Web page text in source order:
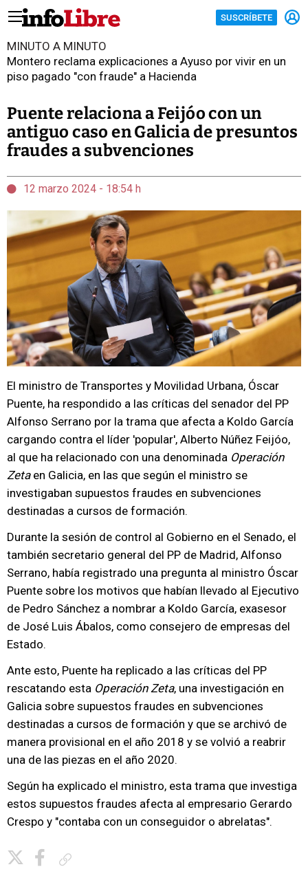
SUSCRÍBETE
MINUTO A MINUTO
Montero reclama explicaciones a Ayuso por vivir en un
piso pagado "con fraude" a Hacienda
Puente relaciona a Feijóo con un
antiguo caso en Galicia de presuntos
fraudes a subvenciones
12 marzo 2024 - 18:54 h
El ministro de Transportes y Movilidad Urbana, Óscar
Puente, ha respondido a las críticas del senador del PP
Alfonso Serrano por la trama que afecta a Koldo García
cargando contra el líder 'popular', Alberto Núñez Feijóo,
al que ha relacionado con una denominada Operación
Zeta en Galicia, en las que según el ministro se
investigaban supuestos fraudes en subvenciones
destinadas a cursos de formación.
Durante la sesión de control al Gobierno en el Senado, el
también secretario general del PP de Madrid, Alfonso
Serrano, había registrado una pregunta al ministro Óscar
Puente sobre los motivos que habían llevado al Ejecutivo
de Pedro Sánchez a nombrar a Koldo García, exasesor
de José Luis Ábalos, como consejero de empresas del
Estado.
Ante esto, Puente ha replicado a las críticas del PP
rescatando esta Operación Zeta, una investigación en
Galicia sobre supuestos fraudes en subvenciones
destinadas a cursos de formación y que se archivó de
manera provisional en el año 2018 y se volvió a reabrir
una de las piezas en el año 2020.
Según ha explicado el ministro, esta trama que investiga
estos supuestos fraudes afecta al empresario Gerardo
Crespo y "contaba con un conseguidor o abrelatas".